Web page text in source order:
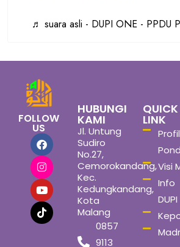
♬ suara asli - DUPI ONE - PPDU
FOLLOW
US
HUBUNGI
KAMI
Jl. Untung
Sudiro
No.27,
Cemorokandang,
Kec.
Kedungkandang,
Kota
Malang
0857
9113
QUICK
LINK
Profil
Visi
Info
DUPI